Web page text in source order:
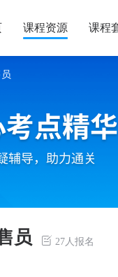
课程资源 课程
员 27人报名